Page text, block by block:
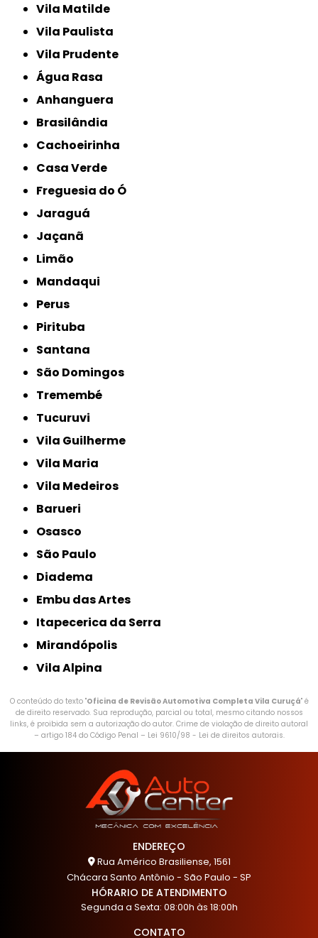
Vila Matilde
Vila Paulista
Vila Prudente
Água Rasa
Anhanguera
Brasilândia
Cachoeirinha
Casa Verde
Freguesia do Ó
Jaraguá
Jaçanã
Limão
Mandaqui
Perus
Pirituba
Santana
São Domingos
Tremembé
Tucuruvi
Vila Guilherme
Vila Maria
Vila Medeiros
Barueri
Osasco
São Paulo
Diadema
Embu das Artes
Itapecerica da Serra
Mirandópolis
Vila Alpina
O conteúdo do texto "Oficina de Revisão Automotiva Completa Vila Curuçá" é
de direito reservado. Sua reprodução, parcial ou total, mesmo citando nossos
links, é proibida sem a autorização do autor. Crime de violação de direito autoral
– artigo 184 do Código Penal – Lei 9610/98 - Lei de direitos autorais.
ENDEREÇO
Rua Américo Brasiliense, 1561
Chácara Santo Antônio - São Paulo - SP
HÓRARIO DE ATENDIMENTO
Segunda a Sexta: 08:00h às 18:00h
CONTATO